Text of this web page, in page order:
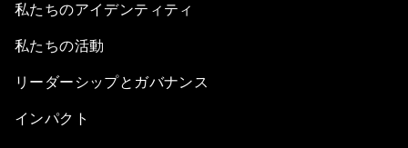
私たちのアイデンティティ
私たちの活動
リーダーシップとガバナンス
インパクト